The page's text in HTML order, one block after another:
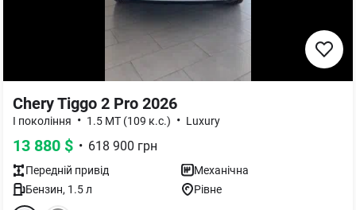
Chery Tiggo 2 Pro 2026
I покоління • 1.5 MT (109 к.с.) • Luxury
13 880 $ • 618 900 грн
Передній привід
Механічна
Бензин, 1.5л Рівне